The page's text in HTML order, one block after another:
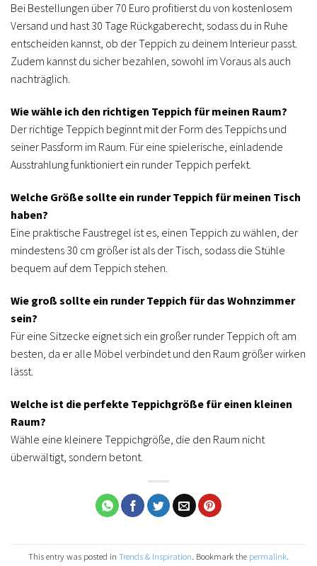
Bei Bestellungen über 70 Euro profitierst du von kostenlosem
Versand und hast 30 Tage Rückgaberecht, sodass du in Ruhe
entscheiden kannst, ob der Teppich zu deinem Interieur passt.
Zudem kannst du sicher bezahlen, sowohl im Voraus als auch
nachträglich.
Wie wähle ich den richtigen Teppich für meinen Raum?
Der richtige Teppich beginnt mit der Form des Teppichs und
seiner Passform im Raum. Für eine spielerische, einladende
Ausstrahlung funktioniert ein runder Teppich perfekt.
Welche Größe sollte ein runder Teppich für meinen Tisch
haben?
Eine praktische Faustregel ist es, einen Teppich zu wählen, der
mindestens 30 cm größer ist als der Tisch, sodass die Stühle
bequem auf dem Teppich stehen.
Wie groß sollte ein runder Teppich für das Wohnzimmer
sein?
Für eine Sitzecke eignet sich ein großer runder Teppich oft am
besten, da er alle Möbel verbindet und den Raum größer wirken
lässt.
Welche ist die perfekte Teppichgröße für einen kleinen
Raum?
Wähle eine kleinere Teppichgröße, die den Raum nicht
überwältigt, sondern betont.
This entry was posted in Trends & Inspiration . Bookmark the permalink